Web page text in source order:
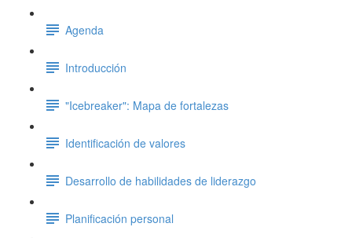
Agenda
Introducción
"Icebreaker": Mapa de fortalezas
Identificación de valores
Desarrollo de habilidades de liderazgo
Planificación personal